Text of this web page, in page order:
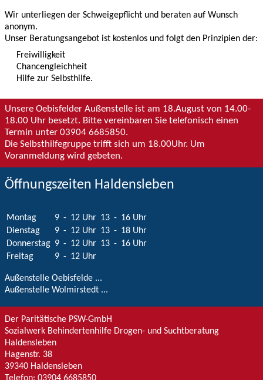
Wir unterliegen der Schweigepflicht und beraten auf Wunsch
anonym.
Unser Beratungsangebot ist kostenlos und folgt den Prinzipien der:
Freiwilligkeit
Chancengleichheit
Hilfe zur Selbsthilfe.
Unsere Oebisfelder Außenstelle ist am 18.August von 14.00-
18.00 Uhr besetzt. Bitte vereinbaren Sie telefonisch einen
Termin unter 03904 6685850.
Die Selbsthilfegruppe trifft sich um 18.00Uhr. Um
Voranmeldung wird gebeten.
Öffnungszeiten Haldensleben
Montag 9 - 12 Uhr 13 - 16 Uhr
Dienstag
9 - 12 Uhr 13 - 18 Uhr
Donnerstag 9 - 12 Uhr 13 - 16 Uhr
Freitag
9 - 12 Uhr
Außenstelle Oebisfelde ...
Außenstelle Wolmirstedt ...
Der Paritätische PSW-GmbH
Sozialwerk Behindertenhilfe Drogen- und Suchtberatung
Haldensleben
Hagenstr. 38
39340 Haldensleben
Telefon: 03904 6685850